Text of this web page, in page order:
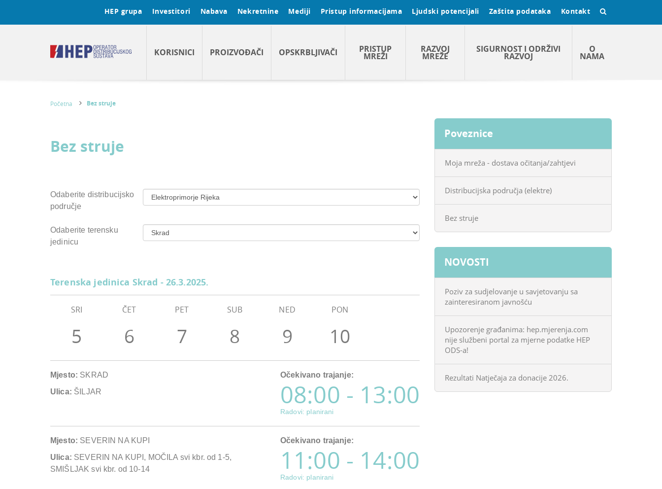
HEP grupa Investitori Nabava Nekretnine Mediji Pristup informacijama Ljudski potencijali Zaštita podataka Kontakt
KORISNICI PROIZVOĐAČI OPSKRBLJIVAČI PRISTUP
MREŽI
RAZVOJ
MREŽE
SIGURNOST I ODRŽIVI
RAZVOJ
O
NAMA
Početna Bez struje
Bez struje
Odaberite distribucijsko
područje
Odaberite terensku
jedinicu
Terenska jedinica Skrad - 26.3.2025.
SRI
5
ČET
6
PET
7
SUB
8
NED
9
PON
10
Mjesto: SKRAD
Ulica: ŠILJAR
Očekivano trajanje:
08:00 - 13:00
Radovi: planirani
Mjesto: SEVERIN NA KUPI
Ulica: SEVERIN NA KUPI, MOČILA svi kbr. od 1-5,
SMIŠLJAK svi kbr. od 10-14
Očekivano trajanje:
11:00 - 14:00
Radovi: planirani
Poveznice
Moja mreža - dostava očitanja/zahtjevi
Distribucijska područja (elektre)
Bez struje
NOVOSTI
Poziv za sudjelovanje u savjetovanju sa
zainteresiranom javnošću
Upozorenje građanima: hep.mjerenja.com
nije službeni portal za mjerne podatke HEP
ODS-a!
Rezultati Natječaja za donacije 2026.